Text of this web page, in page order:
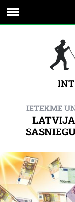
IETEKME